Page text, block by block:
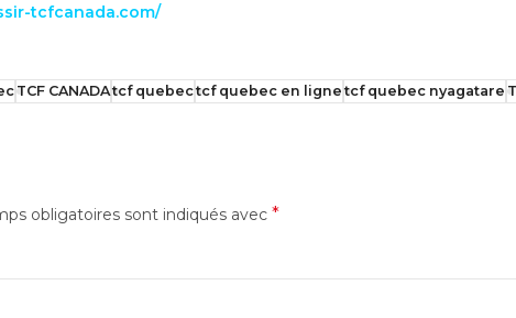
tcfcanada.com/
TCF CANADAtcf quebectcf quebec en ligne tcf quebec nyagatare
obligatoires sont indiqués avec *